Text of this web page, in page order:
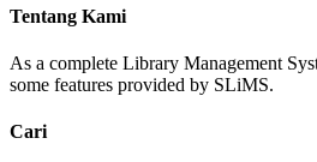
Tentang Kami
As a complete Library Management
some features provided by SLiMS.
Cari